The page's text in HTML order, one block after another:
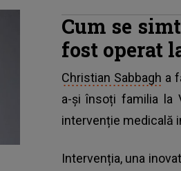
Cum se
fost operat
Christian Sabbagh a
a-și însoți familia la
intervenție medicală
Intervenția, una